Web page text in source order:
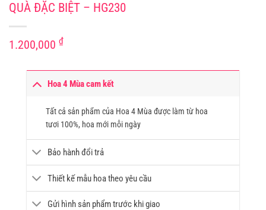
QUÀ ĐẶC BIỆT – HG230
1.200,000 ₫
Hoa 4 Mùa cam kết
Tất cả sản phẩm của Hoa 4 Mùa được làm từ hoa
tươi 100%, hoa mới mỗi ngày
Bảo hành đổi trả
Thiết kế mẫu hoa theo yêu cầu
Gửi hình sản phẩm trước khi giao